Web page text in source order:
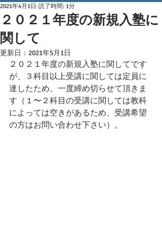
２０２１年度の新規入塾に
関して
2021年4月1日 読了時間: 1分
更新日： 2021年5月1日
２０２１年度の新規入塾に関してです
が、３科目以上受講に関しては定員に
達したため、一度締め切らせて頂きま
す（１〜２科目の受講に関しては教科
によっては空きがあるため、受講希望
の方はお問い合わせ下さい）。